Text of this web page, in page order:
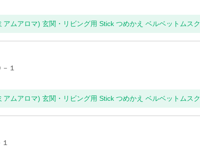
ムアロマ) 玄関・リビング用 Stick つめかえ ベルベットムスク
１
ムアロマ) 玄関・リビング用 Stick つめかえ ベルベットムスク